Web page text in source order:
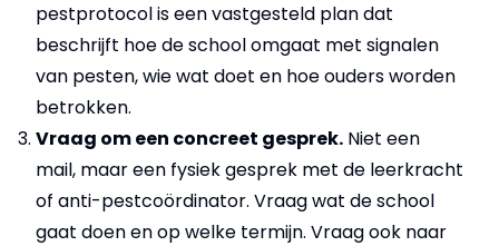
pestprotocol is een vastgesteld plan dat
beschrijft hoe de school omgaat met signalen
van pesten, wie wat doet en hoe ouders worden
betrokken.
Vraag om een concreet gesprek. Niet een
mail, maar een fysiek gesprek met de leerkracht
of anti-pestcoördinator. Vraag wat de school
gaat doen en op welke termijn. Vraag ook naar